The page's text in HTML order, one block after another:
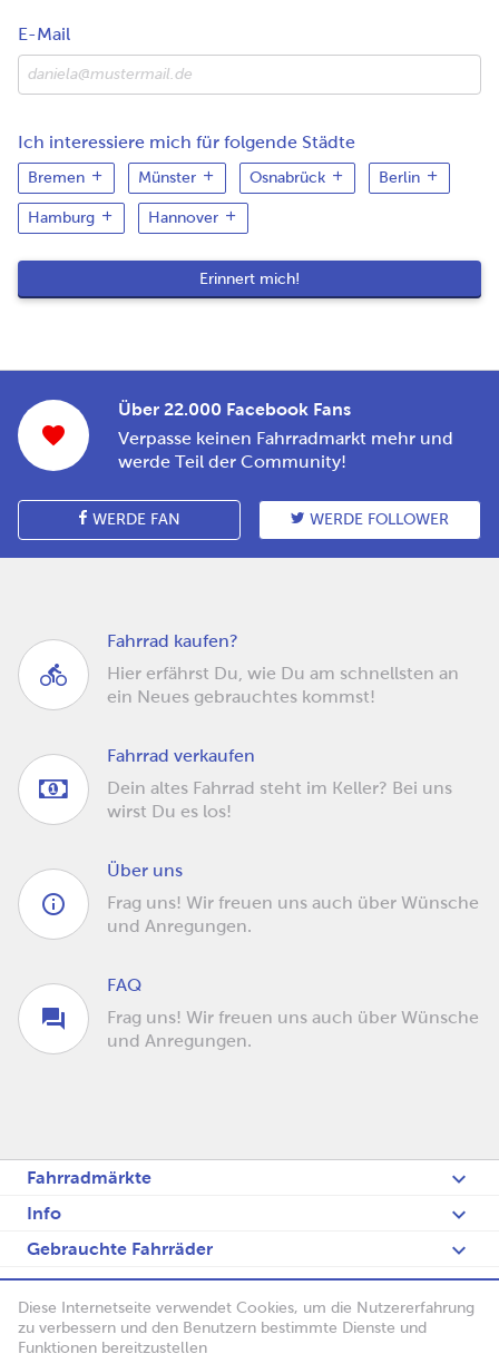
Diese Internetseite verwendet Cookies, um die Nutzererfahrung
zu verbessern und den Benutzern bestimmte Dienste und
Funktionen bereitzustellen
E-Mail
Ich interessiere mich für folgende Städte
Bremen Münster Osnabrück Berlin
Hamburg Hannover
Über 22.000 Facebook Fans
Verpasse keinen Fahrradmarkt mehr und
werde Teil der Community!
WERDE FAN WERDE FOLLOWER
Fahrrad kaufen?
Hier erfährst Du, wie Du am schnellsten an
ein Neues gebrauchtes kommst!
Fahrrad verkaufen
Dein altes Fahrrad steht im Keller? Bei uns
wirst Du es los!
Über uns
Frag uns! Wir freuen uns auch über Wünsche
und Anregungen.
FAQ
Frag uns! Wir freuen uns auch über Wünsche
und Anregungen.
Fahrradmärkte
Info
Gebrauchte Fahrräder
Fietsenblog
English